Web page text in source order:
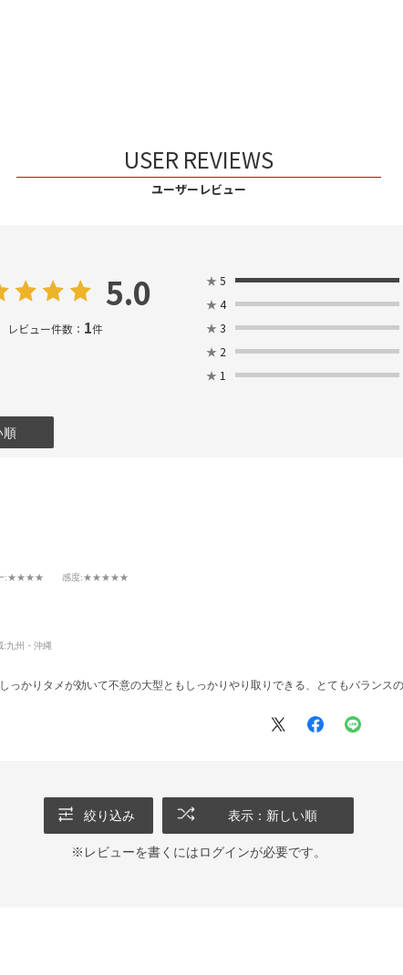
USER REVIEWS
ユーザーレビュー
5.0
レビュー件数： 1件
★ 5
★ 4
★ 3
★ 2
★ 1
順
:★★★★ 感度:★★★★★
:九州・沖縄
っかりタメが効いて不意の大型ともしっかりやり取りできる、とてもバランスの
絞り込み 表示：新しい順
※レビューを書くにはログインが必要です。